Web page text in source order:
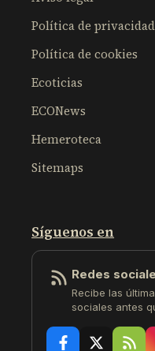
Política de privacidad
Política de cookies
Ecoticias
ECONews
Hemeroteca
Sitemaps
Síguenos en
Redes
Recibe las
sociales antes